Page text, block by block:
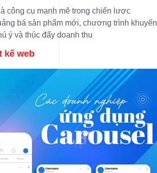
công cụ mạnh mẽ trong chiến lược
bá sản phẩm mới, chương trình khuyến
ý và thúc đẩy doanh thu
kế web